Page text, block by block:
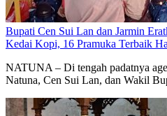
Bupati Cen Sui Lan dan Jarmin
Kedai Kopi, 16 Pramuka Terbaik
NATUNA – Di tengah padatnya
Natuna, Cen Sui Lan, dan Wakil